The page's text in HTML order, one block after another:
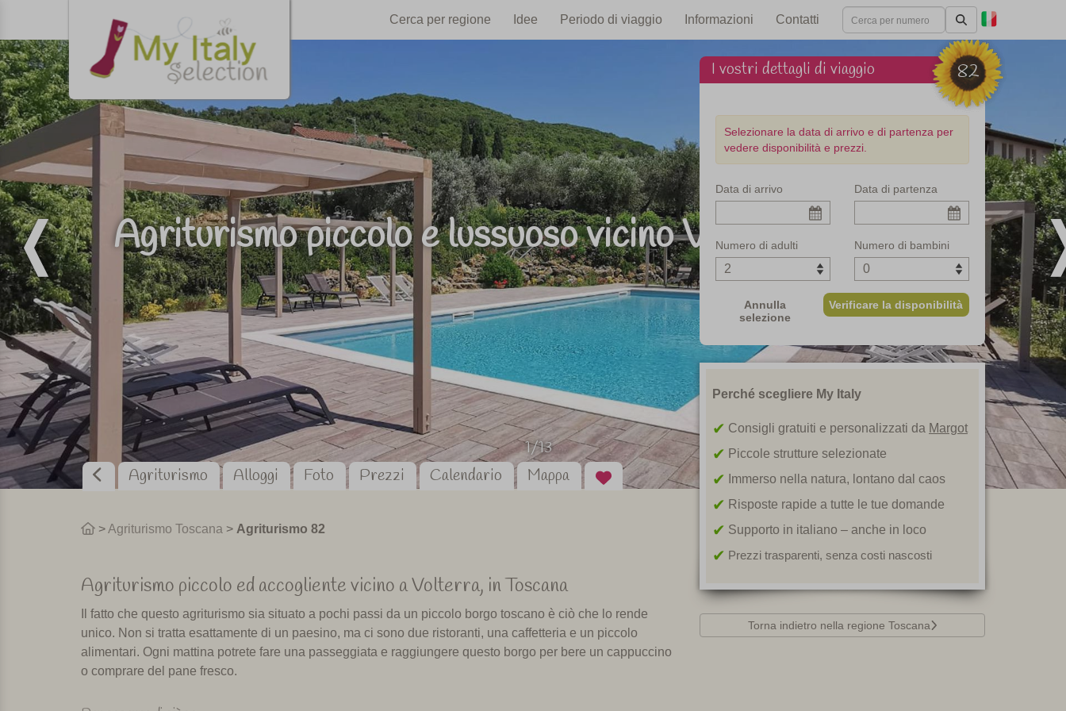
Cerca per regione Idee Periodo di viaggio Informazioni Contatti
Agriturismo piccolo e lussuoso vicino Volterra, Toscana
1/13
Agriturismo
Alloggi Foto Prezzi Calendario Mappa
>Agriturismo Toscana > Agriturismo 82
Agriturismo piccolo edaccoglientevicino aVolterra, in Toscana
Il fatto che questo agriturismo sia situato a pochi passi da un piccolo borgo toscano è ciò che lo rende
unico. Non si tratta esattamente di un paesino, ma ci sono due ristoranti, una caffetteria e un piccolo
alimentari. Ogni mattina potrete fare una passeggiata e raggiungere questo borgo per bere un cappuccino
o comprare del pane fresco.
L'agriturismo ha una bellissima piscina tra gli ulivi, con sdraio e ombrelloni e ogni appartamento ha il suo
82
I vostri dettagli di viaggio
Selezionare la data di arrivo e di partenza per
vedere disponibilità e prezzi.
Data di arrivo Data di partenza
Numero di adulti Numero di bambini
Annulla
selezione
Verificare la disponibilità
Perché scegliere My Italy
Consigli gratuiti e personalizzati da Margot
Piccole strutture selezionate
Immerso nella natura, lontano dal caos
Risposte rapide a tutte le tue domande
Supporto in italiano – anche in loco
Prezzi trasparenti, senza costi nascosti
Torna indietro nella regione Toscana